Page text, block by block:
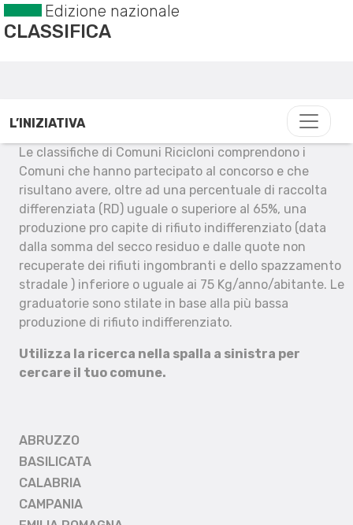
Edizione nazionale
CLASSIFICA
L’INIZIATIVA
Le classifiche di Comuni Ricicloni comprendono i
Comuni che hanno partecipato al concorso e che
risultano avere, oltre ad una percentuale di raccolta
differenziata (RD) uguale o superiore al 65%, una
produzione pro capite di rifiuto indifferenziato (data
dalla somma del secco residuo e dalle quote non
recuperate dei rifiuti ingombranti e dello spazzamento
stradale ) inferiore o uguale ai 75 Kg/anno/abitante. Le
graduatorie sono stilate in base alla più bassa
produzione di rifiuto indifferenziato.
Utilizza la ricerca nella spalla a sinistra per
cercare il tuo comune.
ABRUZZO
BASILICATA
CALABRIA
CAMPANIA